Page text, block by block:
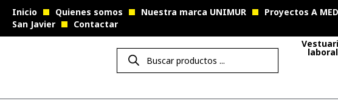
Inicio Quienes somos Nuestra marca UNIMUR Proyectos A
San Javier
Contactar
laboral